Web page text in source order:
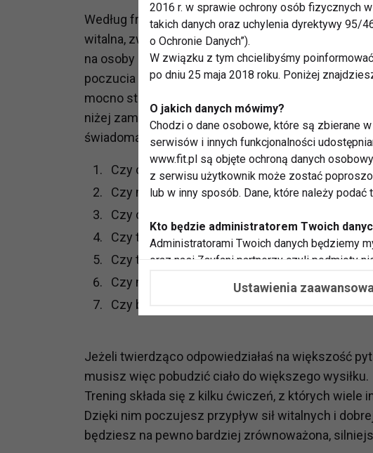
Według francuskiego pisarza i filozofa Henriego
witalna, zwana "elan vital". Niestety nie wszyscy
na osoby bardziej lub mniej "energetyczne". Brak
poczucia siły i wewnętrznej harmonii. A więc
mocno stanąć na nogi, tzn. osiągnąć odpowiedni
niżej zamieszczone pytania, pomogą ci ocenić
świadomą tego, jak funkcjonuje twoje ciało.
Czy czujesz się stale zmęczona?
Czy masz kłopoty z porannym wstawaniem?
Czy czujesz się zagoniona lub pod ciągłą
Czy trudno jest ci się odprężyć, posiedzieć
Czy twoje ruchy są gwałtowne i pospieszne?
Czy masz kłopoty z zasypianiem?
Czy bywasz czasem przygnębiona?
Jeżeli twierdząco odpowiedziałaś na większość
musisz więc pobudzić ciało do większego wysiłku.
Trening składa się z kilku ćwiczeń, z których
Dzięki nim poczujesz przypływ sił witalnych i
będziesz na pewno bardziej zrównoważona,
2016 r. w sprawie ochrony osób fizycznych
takich danych oraz uchylenia dyrektywy 95/
o Ochronie Danych”).
W związku z tym chcielibyśmy
po dniu 25 maja 2018 roku. Poniżej
O jakich danych mówimy?
Chodzi o dane osobowe, które są zbierane
serwisów i innych funkcjonalności
www.fit.pl są objęte ochroną danych
z serwisu użytkownik może zostać
lub w inny sposób. Dane, które należy
Kto będzie administratorem Twoich
Administratorami Twoich danych będziemy
oraz nasi Zaufani partnerzy czyli podmioty
potrzeb i zainteresowań.
dopasować treści stron i ich tematykę, w tym
przeprowadzania konkursów z nagrodami,
zapewnić Ci większe bezpieczeństwo
pokazywać Ci reklamy dopasowane do
dokonywać pomiarów, które pozwalają nam
potrzebom
Ustawienia